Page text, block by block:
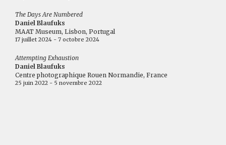
The Days Are Numbered
Daniel Blaufuks
MAAT Museum, Lisbon, Portugal
17 juillet 2024 - 7 octobre 2024
Attempting Exhaustion
Daniel Blaufuks
Centre photographique Rouen Normandie, France
25 juin 2022 - 5 novembre 2022